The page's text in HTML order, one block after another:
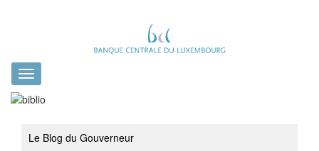
Toggle
navigation
Le Blog du Gouverneur